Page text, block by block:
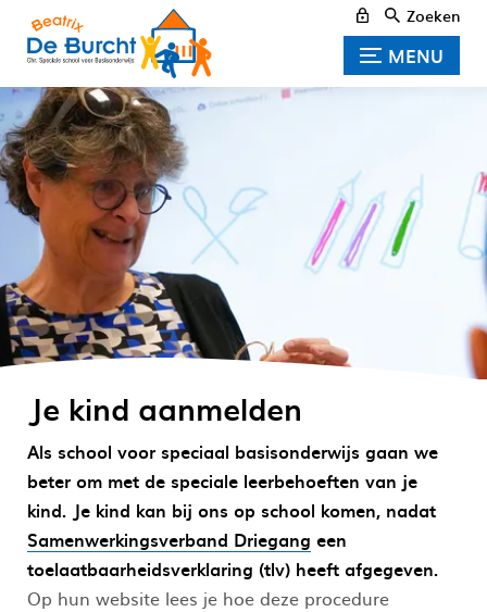
Zoeken
MENU
Je kind aanmelden
Als school voor speciaal basisonderwijs gaan we
beter om met de speciale leerbehoeften van je
kind. Je kind kan bij ons op school komen, nadat
Samenwerkingsverband Driegang een
toelaatbaarheidsverklaring (tlv) heeft afgegeven.
Op hun website lees je hoe deze procedure